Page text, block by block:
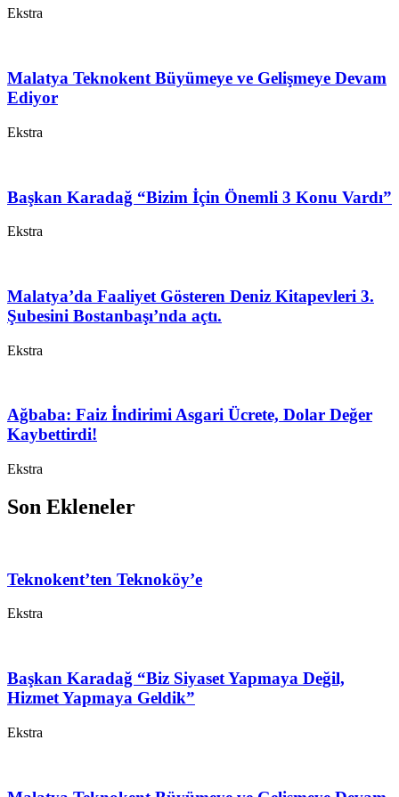
Ekstra
Malatya Teknokent Büyümeye ve Gelişmeye Devam
Ediyor
Ekstra
Başkan Karadağ “Bizim İçin Önemli 3 Konu Vardı”
Ekstra
Malatya’da Faaliyet Gösteren Deniz Kitapevleri 3.
Şubesini Bostanbaşı’nda açtı.
Ekstra
Ağbaba: Faiz İndirimi Asgari Ücrete, Dolar Değer
Kaybettirdi!
Ekstra
Son Ekleneler
Teknokent’ten Teknoköy’e
Ekstra
Başkan Karadağ “Biz Siyaset Yapmaya Değil,
Hizmet Yapmaya Geldik”
Ekstra